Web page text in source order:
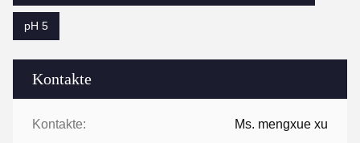
Kontakte
Kontakte: Ms. mengxue xu
pH 5